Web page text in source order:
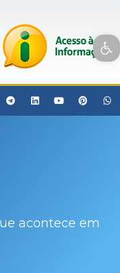
Open toolbar
acontece em